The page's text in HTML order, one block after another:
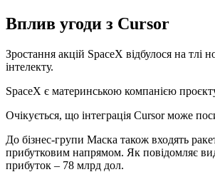
Вплив угоди з Cursor
Зростання акцій SpaceX відбулося на
інтелекту.
SpaceX є материнською компанією
Очікується, що інтеграція Cursor може
До бізнес-групи Маска також входять
прибутковим напрямом. Як повідомляє
прибуток – 78 млрд дол.